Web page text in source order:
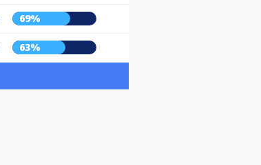
69%
63%